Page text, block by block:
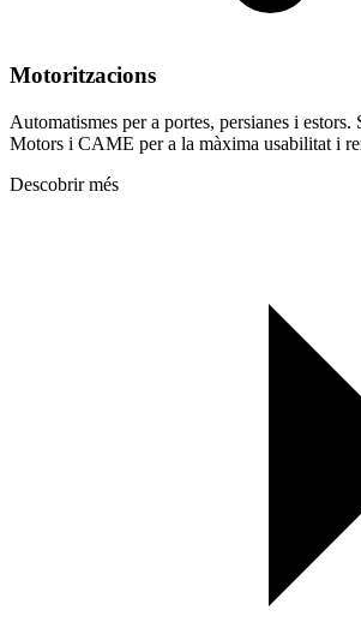
Motoritzacions
Automatismes per a portes, persianes i estors.
Motors i CAME per a la màxima usabilitat i
Descobrir més